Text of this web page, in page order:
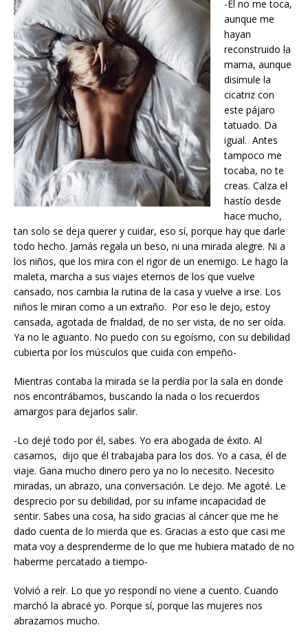
-Él no me toca,
aunque me
hayan
reconstruido la
mama, aunque
disimule la
cicatriz con
este pájaro
tatuado. Da
igual. Antes
tampoco me
tocaba, no te
creas. Calza el
hastío desde
hace mucho,
tan solo se deja querer y cuidar, eso sí, porque hay que darle
todo hecho. Jamás regala un beso, ni una mirada alegre. Ni a
los niños, que los mira con el rigor de un enemigo. Le hago la
maleta, marcha a sus viajes eternos de los que vuelve
cansado, nos cambia la rutina de la casa y vuelve a irse. Los
niños le miran como a un extraño. Por eso le dejo, estoy
cansada, agotada de frialdad, de no ser vista, de no ser oída.
Ya no le aguanto. No puedo con su egoísmo, con su debilidad
cubierta por los músculos que cuida con empeño-
Mientras contaba la mirada se la perdía por la sala en donde
nos encontrábamos, buscando la nada o los recuerdos
amargos para dejarlos salir.
-Lo dejé todo por él, sabes. Yo era abogada de éxito. Al
casarnos, dijo que él trabajaba para los dos. Yo a casa, él de
viaje. Gana mucho dinero pero ya no lo necesito. Necesito
miradas, un abrazo, una conversación. Le dejo. Me agoté. Le
desprecio por su debilidad, por su infame incapacidad de
sentir. Sabes una cosa, ha sido gracias al cáncer que me he
dado cuenta de lo mierda que es. Gracias a esto que casi me
mata voy a desprenderme de lo que me hubiera matado de no
haberme percatado a tiempo-
Volvió a reír. Lo que yo respondí no viene a cuento. Cuando
marchó la abracé yo. Porque sí, porque las mujeres nos
abrazamos mucho.